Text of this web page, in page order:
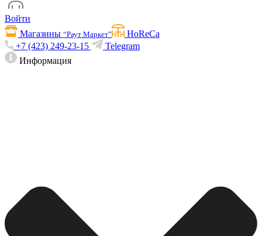
Войти
Магазины“Раут Маркет”
HoReCa
+7 (423) 249-23-15
Telegram
Информация